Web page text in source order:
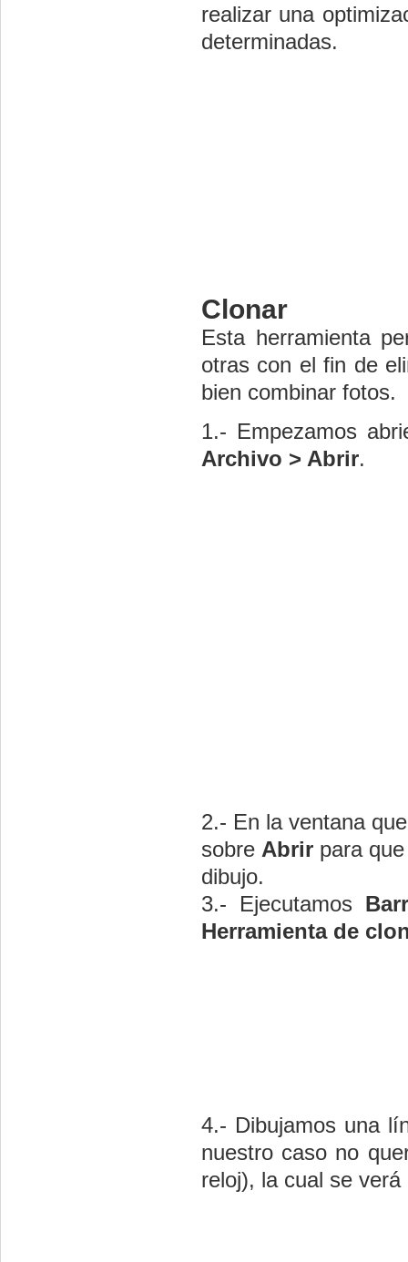
realizar una
determinadas.
Clonar
Esta herramienta
otras con el fin de
bien combinar fotos.
1.- Empezamos
Archivo > Abrir.
2.- En la ventana
sobre Abrir para
dibujo.
3.- Ejecutamos
Herramienta de
4.- Dibujamos una
nuestro caso no
reloj), la cual se